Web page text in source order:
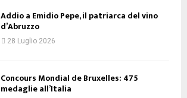
Addio a Emidio Pepe, il patriarca del vino
d’Abruzzo
28 Luglio 2026
Concours Mondial de Bruxelles: 475
medaglie all’Italia